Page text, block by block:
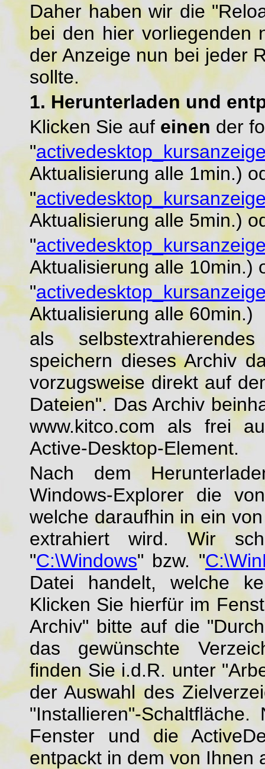
Daher haben wir die
bei den hier vorliegenden
der Anzeige nun bei jeder
sollte.
1. Herunterladen und
Klicken Sie auf einen der
"
Aktualisierung alle 1min.)
"
Aktualisierung alle 5min.)
"
Aktualisierung alle 10min.)
"
Aktualisierung alle 60min.)
als
speichern dieses Archiv
vorzugsweise direkt auf
Dateien". Das Archiv
www.kitco.com als frei
Active-Desktop-Element.
Nach dem
Windows-Explorer die
welche daraufhin in ein
extrahiert wird. Wir
"C:\Windows" bzw. "
Datei handelt, welche
Klicken Sie hierfür im
Archiv" bitte auf die
das gewünschte
finden Sie i.d.R. unter
der Auswahl des
"Installieren"-
Fenster und die
entpackt in dem von Ihnen